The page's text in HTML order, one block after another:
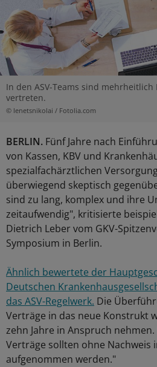
In den ASV-Teams sind
vertreten.
© lenetsnikolai / Fotolia.com
BERLIN. Fünf Jahre nach
von Kassen, KBV und
spezialfachärztlichen
überwiegend skeptisch
sind zu lang, komplex und ihre
zeitaufwendig", kritisierte
Dietrich Leber vom GKV-
Symposium in Berlin.
Ähnlich bewertete der
Deutschen
das ASV-Regelwerk. Die
Verträge in das neue Konstrukt
zehn Jahre in Anspruch
Verträge sollten ohne Nachweis
aufgenommen werden."